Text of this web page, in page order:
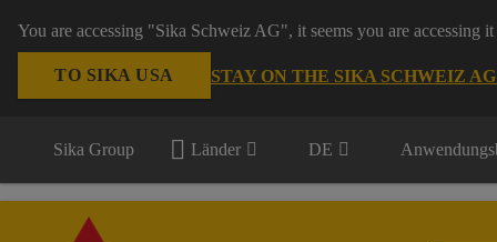
You are accessing "Sika Schweiz AG", it seems you are
TO SIKA USA STAY ON THE SIKA SCHWEIZ
Sika Group Länder DE